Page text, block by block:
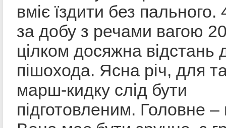
вміє їздити без
за добу з речами вагою
цілком досяжна відстань
пішохода. Ясна річ, для
марш-кидку слід бути
підготовленим. Головне –